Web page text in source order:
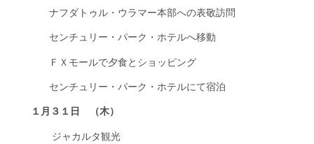
ナフダトゥル・ウラマー本部への表敬訪問
センチュリー・パーク・ホテルへ移動
ＦＸモールで夕食とショッピング
センチュリー・パーク・ホテルにて宿泊
１月３１日 （木）
ジャカルタ観光